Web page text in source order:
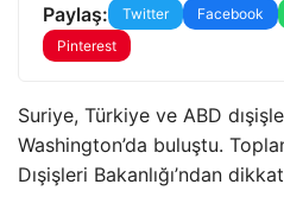
Paylaş: Twitter Facebook
Pinterest
Suriye, Türkiye ve ABD
Washington’da buluştu.
Dışişleri Bakanlığı’ndan